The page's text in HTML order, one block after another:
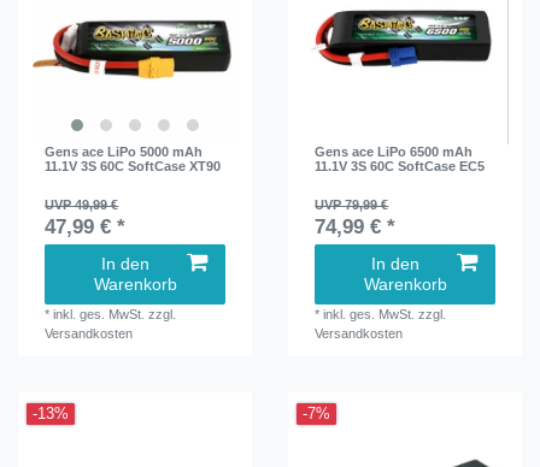
Gens ace LiPo 5000 mAh
11.1V 3S 60C SoftCase XT90
UVP 49,99 €
47,99 € *
In den
Warenkorb
*inkl. ges. MwSt. zzgl.
Versandkosten
Gens ace LiPo 6500 mAh
11.1V 3S 60C SoftCase EC5
UVP 79,99 €
74,99 € *
In den
Warenkorb
*inkl. ges. MwSt. zzgl.
Versandkosten
-13% -7%